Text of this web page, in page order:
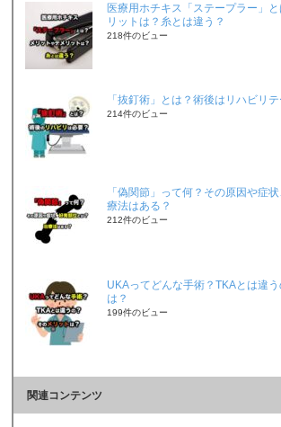
医療用ホチキス「ステープラー」
リットは？糸とは違う？
218件のビュー
「抜釘術」とは？術後はリハビリ
214件のビュー
「偽関節」って何？その原因や症
療法はある？
212件のビュー
UKAってどんな手術？TKAとは違
は？
199件のビュー
関連コンテンツ